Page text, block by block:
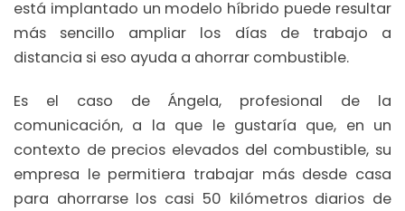
está implantado un modelo híbrido puede resultar
más sencillo ampliar los días de trabajo a
distancia si eso ayuda a ahorrar combustible.
Es el caso de Ángela, profesional de la
comunicación, a la que le gustaría que, en un
contexto de precios elevados del combustible, su
empresa le permitiera trabajar más desde casa
para ahorrarse los casi 50 kilómetros diarios de